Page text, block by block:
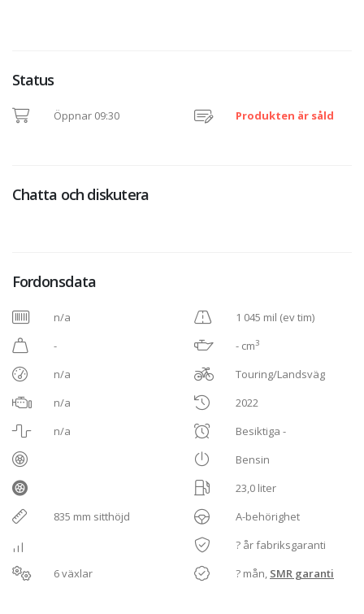
Status
Öppnar 09:30 Produkten är såld
Chatta och diskutera
Fordonsdata
n/a
-
n/a
n/a
n/a
835 mm sitthöjd
6 växlar
1 045 mil (ev tim)
- cm3
Touring/Landsväg
2022
Besiktiga -
Bensin
23,0 liter
A-behörighet
? år fabriksgaranti
? mån, SMR garanti